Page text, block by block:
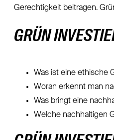
Gerechtigkeit beitragen.
GRÜN
Was ist eine ethische
Woran erkennt man
Was bringt eine
Welche nachhaltigen